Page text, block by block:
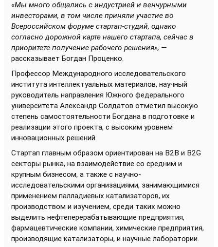
«Мы много общались с индустрией и венчурными
инвесторами, в том числе приняли участие во
Всероссийском форуме стартап-студий, однако
согласно дорожной карте нашего стартапа, сейчас в
приоритете получение рабочего решения», —
рассказывает Богдан Проценко.
Профессор Международного исследовательского
института интеллектуальных материалов, научный
руководитель направления Южного федерального
университета Александр Солдатов отметил высокую
степень самостоятельности Богдана в подготовке и
реализации этого проекта, с высоким уровнем
инновационных решений.
Стартап главным образом ориентирован на B2B и B2G
секторы рынка, на взаимодействие со средним и
крупным бизнесом, а также с научно-
исследовательскими организациями, занимающимися
применением палладиевых катализаторов, их
производством и изучением, среди таких можно
выделить нефтеперерабатывающие предприятия,
фармацевтические компании, химические предприятия,
производящие катализаторы, и научные лаборатории.